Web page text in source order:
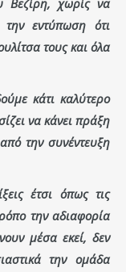
την εντύπωση ότι
τους και όλα
κάτι καλύτερο
να κάνει πράξη
την συνέντευξη
έτσι όπως τις
την αδιαφορία
μέσα εκεί, δεν
την ομάδα